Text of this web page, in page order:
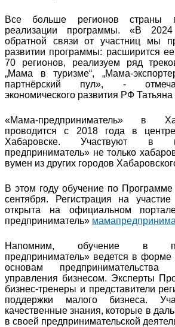
Все больше регионов страны
реализации программы. «В
обратной связи от участниц мы
развитии программы: расширится
70 регионов, реализуем ряд
„Мама в туризме“, „Мама-
партнёрский пул», -
экономического развития РФ
«Мама-предприниматель» в
проводится с 2018 года в
Хабаровске. Участвуют в
предприниматель» не только
вумен из других городов
В этом году обучение по
сентября. Регистрация на
открыта на официальном
предприниматель»
Напомним, обучение в
предприниматель» ведется в форме
основам
управления бизнесом. Эксперты
бизнес-тренеры и представители
поддержки малого бизнеса.
качественные знания, которые в
в своей предпринимательской